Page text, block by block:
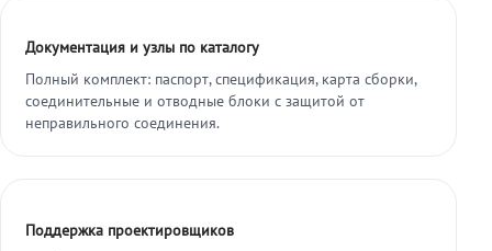
Документация и узлы по каталогу
Полный комплект: паспорт, спецификация, карта сборки,
соединительные и отводные блоки с защитой от
неправильного соединения.
Поддержка проектировщиков